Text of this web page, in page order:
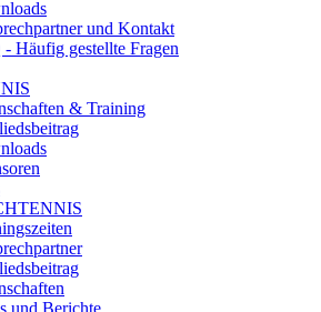
und Kontakt
Häufig gestellte Fragen
& Training
und Berichte